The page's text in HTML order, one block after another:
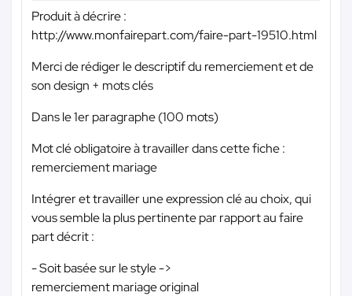
Produit à décrire :
http://www.monfairepart.com/faire-part-19510.html
Merci de rédiger le descriptif du remerciement et de
son design + mots clés
Dans le 1er paragraphe (100 mots)
Mot clé obligatoire à travailler dans cette fiche :
remerciement mariage
Intégrer et travailler une expression clé au choix, qui
vous semble la plus pertinente par rapport au faire
part décrit :
- Soit basée sur le style ->
remerciement mariage original